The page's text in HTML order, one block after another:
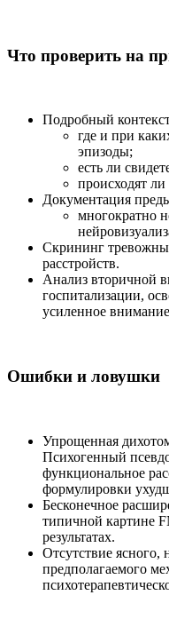
Что проверить на
Подробный
где и при
эпизоды;
есть ли
происходят
Документация
многократно
Скрининг
расстройств.
Анализ вторичной
госпитализации,
усиленное
Ошибки и ловушки
Упрощенная
Психогенный
функциональное
формулировки
Бесконечное
типичной картине
результатах.
Отсутствие ясного,
предполагаемого